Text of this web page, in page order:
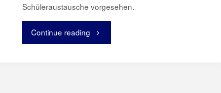
Schüleraustausche vorgesehen.
Continue reading "Schüleraustausch